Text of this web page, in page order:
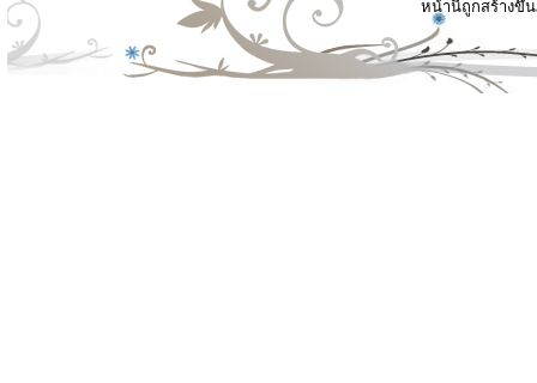
หน้านี้ถูกสร้างขึ้น